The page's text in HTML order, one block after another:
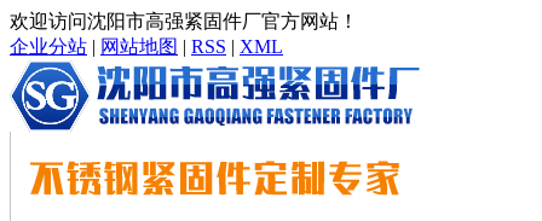
欢迎访问沈阳市高强紧固件厂官方网站！
企业分站 | 网站地图 | RSS | XML